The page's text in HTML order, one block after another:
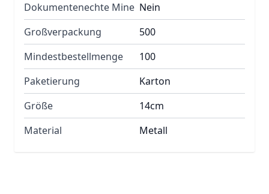
Dokumentenechte Mine Nein
Großverpackung
500
Mindestbestellmenge
100
Paketierung
Karton
Größe
14cm
Material
Metall